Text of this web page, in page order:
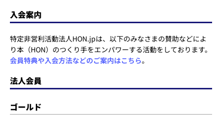
入会案内
特定非営利活動法人HON.jpは、以下のみなさまの賛助などによ
り本（HON）のつくり手をエンパワーする活動をしております。
会員特典や入会方法などのご案内はこちら。
法人会員
ゴールド